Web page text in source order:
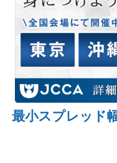
最小スプレッド